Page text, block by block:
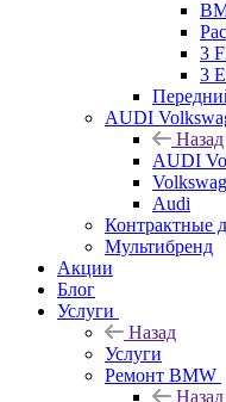
3
3
AUDI
Назад
AUDI
Audi
Контрактные
Мультибренд
Акции
Блог
Услуги
Назад
Услуги
Ремонт BMW
Назад